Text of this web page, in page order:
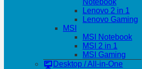
Notebook
Lenovo 2 in 1
Lenovo Gaming
MSI
MSI Notebook
MSI 2 in 1
MSI Gaming
Desktop / All-in-One